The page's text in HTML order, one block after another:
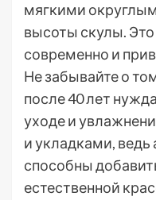
мягкими
высоты скулы.
современно и
Не забывайте о
после 40 лет
уходе и
и укладками,
способны
естественной